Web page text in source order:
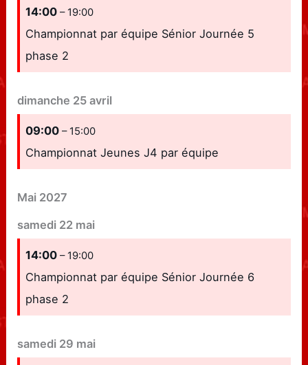
14:00– 19:00
Championnat par équipe Sénior Journée 5
phase 2
dimanche 25 avril
09:00– 15:00
Championnat Jeunes J4 par équipe
Mai 2027
samedi 22 mai
14:00– 19:00
Championnat par équipe Sénior Journée 6
phase 2
samedi 29 mai